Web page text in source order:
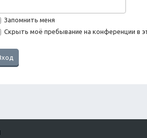
Запомнить меня
Скрыть моё пребывание на конференции в